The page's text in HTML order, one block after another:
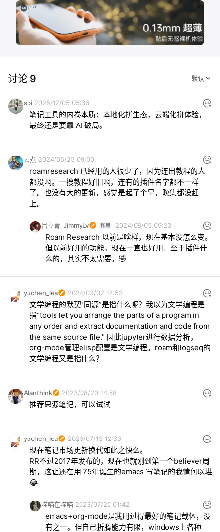
广告
讨论 9
spi 2025/12/05 05:36
笔记工具的内卷本质：本地化拼生态，云端化拼体验，
最终还是要靠 AI 破局。
云煮 2024/05/25 09:00
roamresearch 已经用的人很少了，因为连出教程的人
都没啊。一搜教程好旧啊，连有的插件名字都不一样
了。也没有大的更新，感觉是起了个早，晚集都没赶
上。
吕立青_JimmyLv 2024/08/05 09:23
Roam Research 以前是啥样，现在基本没怎么变。
但以前好用的功能，现在一直也好用，至于插件什
么的，其实不太需要。🤣
yuchen_lea 2024/03/02 12:53
文学编程的默契“同源”是指什么呢？我以为文学编程是
指"tools let you arrange the parts of a program in
any order and extract documentation and code from
the same source file." 因此jupyter进行数据分析，
org-mode管理elisp配置是文学编程。roam和logseq的
文学编程又是指什么？
Alanthink 2023/08/20 14:58
推荐思源笔记，可以试试
yuchen_lea 2023/07/13 12:33
现在笔记市场更新换代如此之快么。
RR不过2017年发布的，现在也就刚到第一个believer周
期，这让还在用 75年诞生的emacs 写笔记的我情何以堪
😂
喵喵在喵喵 2023/07/25 01:42
emacs+org-mode是我用过得最好的笔记载体，没
有之一。但自己折腾能力有限，windows上各种